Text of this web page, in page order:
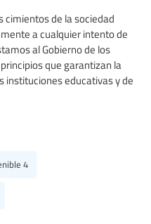
cimientos de la sociedad
a cualquier intento de
al Gobierno de los
que garantizan la
instituciones educativas y de
4